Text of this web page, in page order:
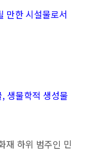
만한 시설물로서
생물학적 생성물
재 하위 범주인 민